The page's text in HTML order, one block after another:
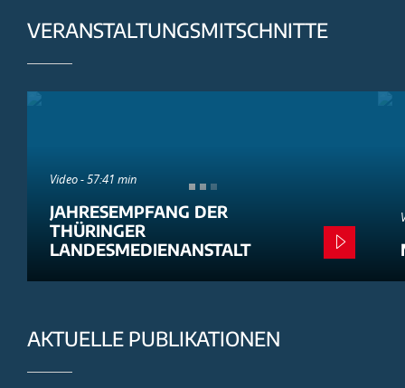
VERANSTALTUNGSMITSCHNITTE
Video - 57:41 min
JAHRESEMPFANG DER
THÜRINGER
LANDESMEDIENANSTALT
AKTUELLE PUBLIKATIONEN